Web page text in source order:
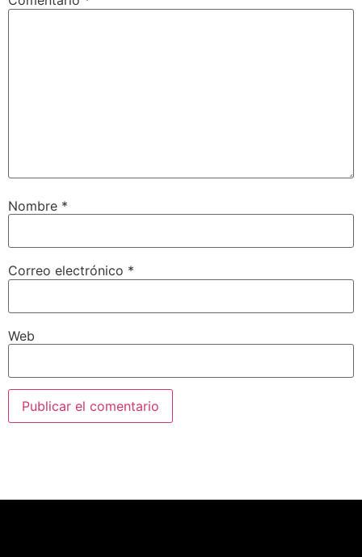
Nombre *
Correo electrónico *
Web